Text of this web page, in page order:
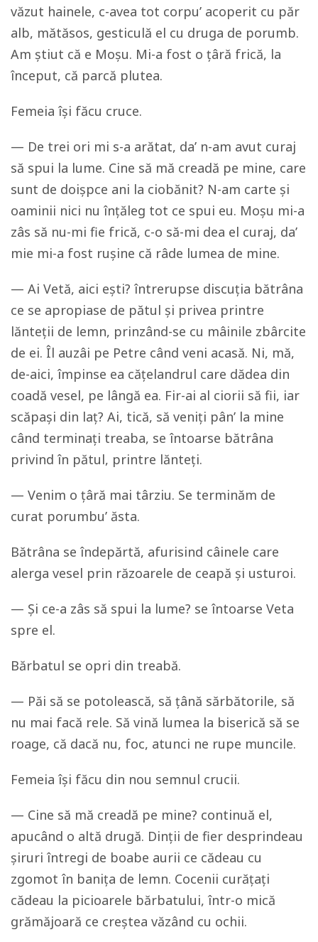
văzut hainele, c-avea tot corpu’ acoperit cu păr
alb, mătăsos, gesticulă el cu druga de porumb.
Am știut că e Moșu. Mi-a fost o țâră frică, la
început, că parcă plutea.
Femeia își făcu cruce.
— De trei ori mi s-a arătat, da’ n-am avut curaj
să spui la lume. Cine să mă creadă pe mine, care
sunt de doișpce ani la ciobănit? N-am carte și
oaminii nici nu înțăleg tot ce spui eu. Moșu mi-a
zâs să nu-mi fie frică, c-o să-mi dea el curaj, da’
mie mi-a fost rușine că râde lumea de mine.
— Ai Vetă, aici ești? întrerupse discuția bătrâna
ce se apropiase de pătul și privea printre
lănteții de lemn, prinzând-se cu mâinile zbârcite
de ei. Îl auzâi pe Petre când veni acasă. Ni, mă,
de-aici, împinse ea cățelandrul care dădea din
coadă vesel, pe lângă ea. Fir-ai al ciorii să fii, iar
scăpași din laț? Ai, tică, să veniți pân’ la mine
când terminați treaba, se întoarse bătrâna
privind în pătul, printre lănteți.
— Venim o țâră mai târziu. Se terminăm de
curat porumbu’ ăsta.
Bătrâna se îndepărtă, afurisind câinele care
alerga vesel prin răzoarele de ceapă și usturoi.
— Și ce-a zâs să spui la lume? se întoarse Veta
spre el.
Bărbatul se opri din treabă.
— Păi să se potolească, să țână sărbătorile, să
nu mai facă rele. Să vină lumea la biserică să se
roage, că dacă nu, foc, atunci ne rupe muncile.
Femeia își făcu din nou semnul crucii.
— Cine să mă creadă pe mine? continuă el,
apucând o altă drugă. Dinții de fier desprindeau
șiruri întregi de boabe aurii ce cădeau cu
zgomot în banița de lemn. Cocenii curățați
cădeau la picioarele bărbatului, într-o mică
grămăjoară ce creștea văzând cu ochii.